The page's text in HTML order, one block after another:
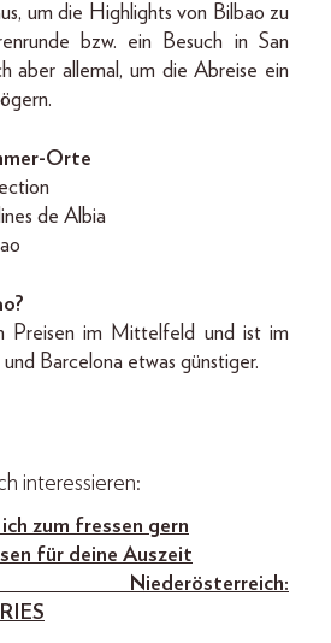
um die Highlights von Bilbao zu
bzw. ein Besuch in San
aber allemal, um die Abreise ein
Orte
de Albia
Preisen im Mittelfeld und ist im
Barcelona etwas günstiger.
interessieren:
ich zum fressen gern
für deine Auszeit